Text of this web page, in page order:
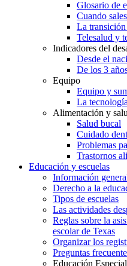
Glosario de
Cuando
La
Telesalud y
Indicadores del
Desde el
De los 3
Equipo
Equipo y
La
Alimentación y
Salud bucal
Cuidado
Problemas
Trastornos
Educación y escuelas
Información
Derecho a la
Tipos de escuelas
Las actividades
Reglas sobre la
escolar de Texas
Organizar los
Preguntas
Educación Especial